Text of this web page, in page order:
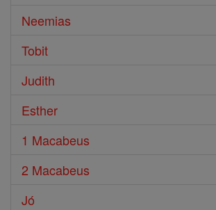
Neemias
Tobit
Judith
Esther
1 Macabeus
2 Macabeus
Jó